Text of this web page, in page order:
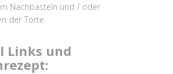
Nachbasteln und / oder
der Torte.
Links und